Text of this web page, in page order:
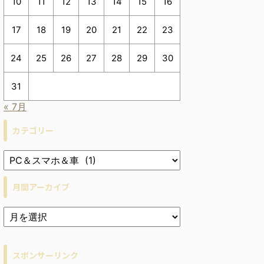
17 18 19 20 21 22 23
24 25 26 27 28 29 30
31
« 7月
カテゴリー
月間アーカイブ
ア
ー
スポンサーリンク